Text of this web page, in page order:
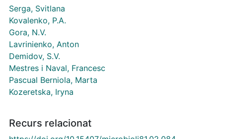
Serga, Svitlana
Kovalenko, P.A.
Gora, N.V.
Lavrinienko, Anton
Demidov, S.V.
Mestres i Naval, Francesc
Pascual Berniola, Marta
Kozeretska, Iryna
Recurs relacionat